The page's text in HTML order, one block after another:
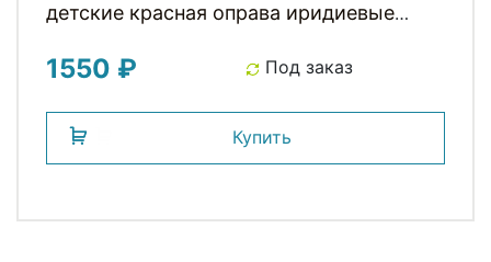
детские красная оправа иридиевые
1550 ₽ Под заказ
Купить